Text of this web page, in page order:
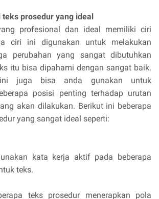
prosedur yang ideal
profesional dan ideal memiliki ciri
ciri ini digunakan untuk melakukan
perubahan yang sangat dibutuhkan
itu bisa dipahami dengan sangat baik.
juga bisa anda gunakan untuk
posisi penting terhadap urutan
akan dilakukan. Berikut ini beberapa
yang sangat ideal seperti:
kata kerja aktif pada beberapa
teks.
teks prosedur menerapkan pola